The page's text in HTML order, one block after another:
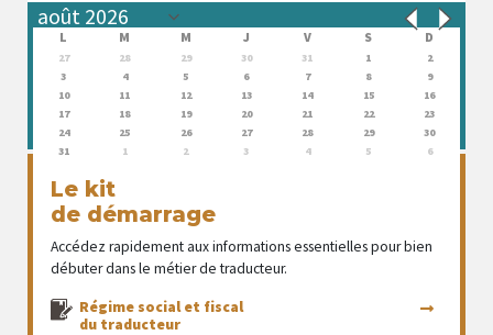
L M M J V S D
27 28 29 30 31 1
2
3
4 5 6 7 8
9
10
11 12 13 14 15
16
17
18 19 20 21 22
23
24
25 26 27 28 29
30
31
1 2 3 4 5 6
Le kit
de démarrage
Accédez rapidement aux informations essentielles pour bien
débuter dans le métier de traducteur.
Régime social et fiscal
du traducteur